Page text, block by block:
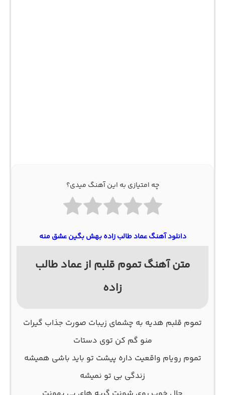
چه امتیازی به این آهنگ میدی؟
دانلود آهنگ عماد طالب زاده بهش بگین عشق منه
متن آهنگ تموم قلبم از عماد طالب
زاده
تموم قلبم هدیه به چشمای زیبات صورت جذاب گیرات
منو گم کن توی دستات
تموم رویام واقعیت داره پیشت تو باید باشی همیشه
زندگی بی تو نمیشه